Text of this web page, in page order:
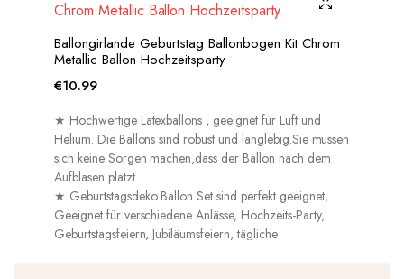
Ballongirlande Geburtstag Ballonbogen Kit Chrom
Metallic Ballon Hochzeitsparty
€10.99
★ Hochwertige Latexballons , geeignet für Luft und
Helium. Die Ballons sind robust und langlebig.Sie müssen
sich keine Sorgen machen,dass der Ballon nach dem
Aufblasen platzt.
★ Geburtstagsdeko Ballon Set sind perfekt geeignet,
Geeignet für verschiedene Anlässe, Hochzeits-Party,
Geburtstagsfeiern, Jubiläumsfeiern, tägliche